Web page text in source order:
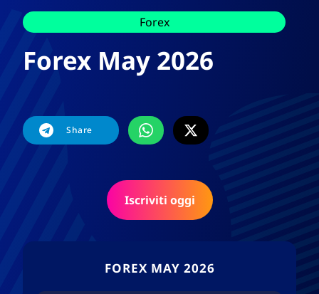
Forex
Forex May 2026
Share
Iscriviti oggi
FOREX MAY 2026